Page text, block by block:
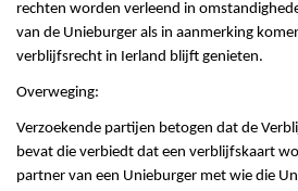
rechten worden verleend in
van de Unieburger als in aanmerking
verblijfsrecht in Ierland blijft genieten.
Overweging:
Verzoekende partijen betogen dat de
bevat die verbiedt dat een verblijfskaart
partner van een Unieburger met wie die